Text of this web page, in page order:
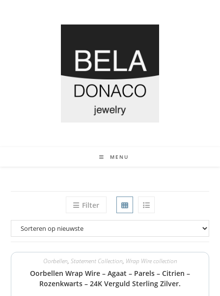
MENU
Filter
Oorbellen, Statement Collection, Wrap Wire collection
Oorbellen Wrap Wire – Agaat – Parels – Citrien –
Rozenkwarts – 24K Verguld Sterling Zilver.